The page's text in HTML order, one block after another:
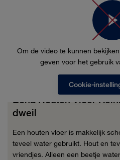
Om de video te kunnen
geven voor het gebruik
Cookie-
Bona Houten Vloer
dweil
Een houten vloer is makkelijk
teveel water gebruikt. Hout en
vriendjes. Alleen een beetje